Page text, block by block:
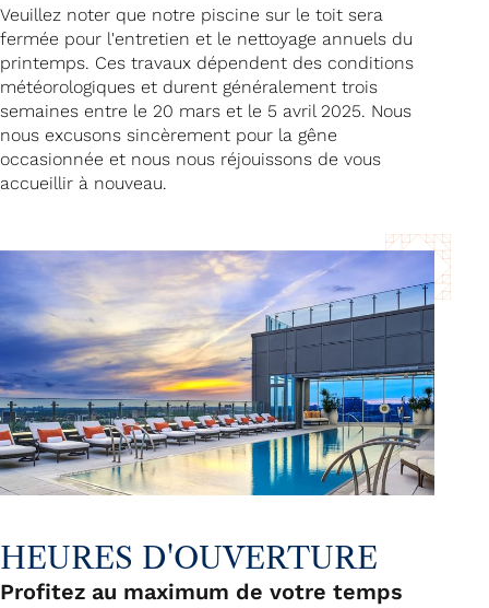
Veuillez noter que notre piscine sur le toit sera
fermée pour l'entretien et le nettoyage annuels du
printemps. Ces travaux dépendent des conditions
météorologiques et durent généralement trois
semaines entre le 20 mars et le 5 avril 2025. Nous
nous excusons sincèrement pour la gêne
occasionnée et nous nous réjouissons de vous
accueillir à nouveau.
HEURES D'OUVERTURE
Profitez au maximum de votre temps